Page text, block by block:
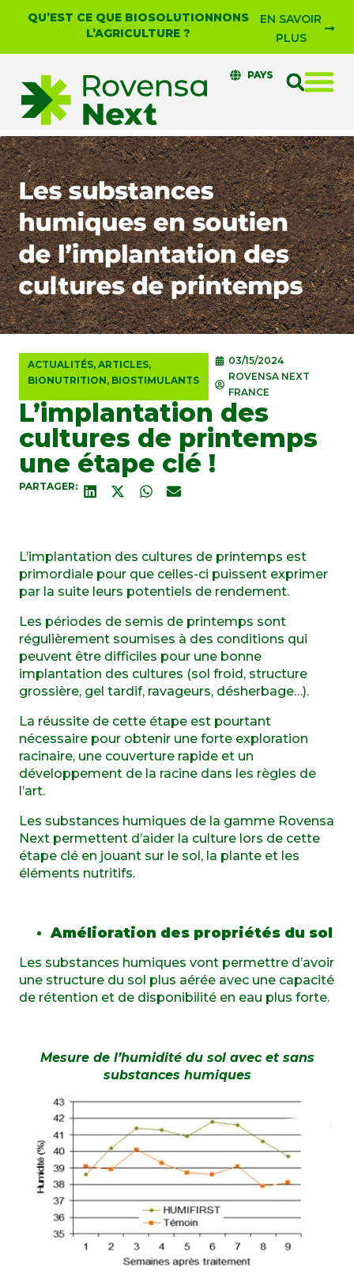
QU’EST CE QUE BIOSOLUTIONNONS
L’AGRICULTURE ?
EN SAVOIR
PLUS
PAYS
ACTUALITÉS, ARTICLES,
BIONUTRITION, BIOSTIMULANTS
03/15/2024
ROVENSA NEXT
FRANCE
L’implantation des
cultures de printemps
une étape clé !
PARTAGER:
L’implantation des cultures de printemps est
primordiale pour que celles-ci puissent exprimer
par la suite leurs potentiels de rendement.
Les périodes de semis de printemps sont
régulièrement soumises à des conditions qui
peuvent être difficiles pour une bonne
implantation des cultures (sol froid, structure
grossière, gel tardif, ravageurs, désherbage…).
La réussite de cette étape est pourtant
nécessaire pour obtenir une forte exploration
racinaire, une couverture rapide et un
développement de la racine dans les règles de
l’art.
Les substances humiques de la gamme Rovensa
Next permettent d’aider la culture lors de cette
étape clé en jouant sur le sol, la plante et les
éléments nutritifs.
Amélioration des propriétés du sol
Les substances humiques vont permettre d’avoir
une structure du sol plus aérée avec une capacité
de rétention et de disponibilité en eau plus forte.
Mesure de l’humidité du sol avec et sans
substances humiques